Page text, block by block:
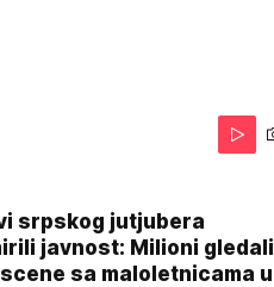
srpskog jutjubera
javnost: Milioni gledali
sa maloletnicama u